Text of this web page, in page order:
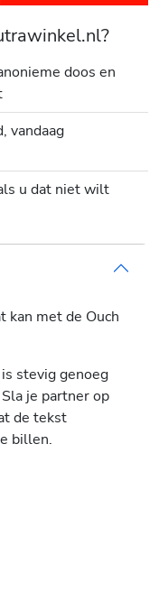
doos en
vandaag
u dat niet wilt
kan met de Ouch
stevig genoeg
je partner op
de tekst
billen.